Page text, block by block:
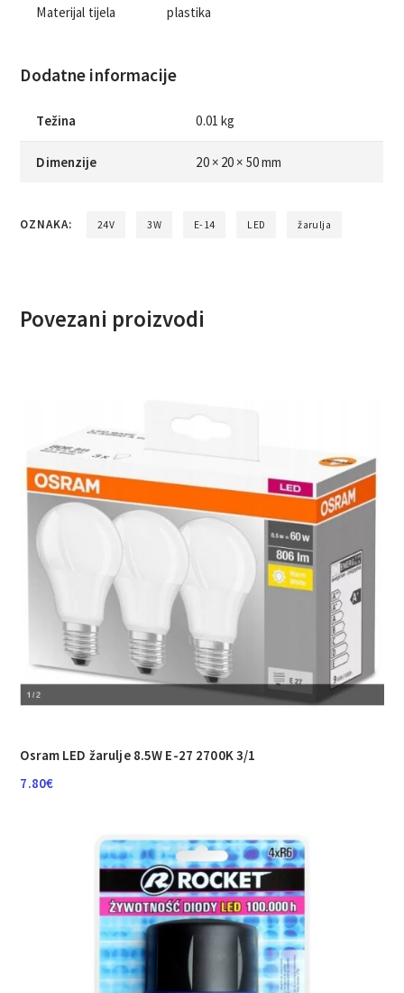
Materijal tijela plastika
Dodatne informacije
Težina 0.01 kg
Dimenzije 20 × 20 × 50 mm
OZNAKA: 24V 3W E-14 LED žarulja
Povezani proizvodi
Osram LED žarulje 8.5W E-27 2700K 3/1
7.80€